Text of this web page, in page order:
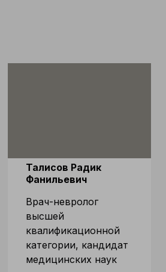
Талисов Радик
Фанильевич
Врач-невролог
высшей
квалификационной
категории, кандидат
медицинских наук